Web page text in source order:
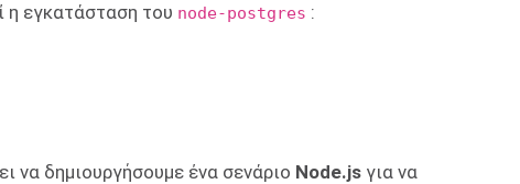
η εγκατάσταση του node-postgres :
να δημιουργήσουμε ένα σενάριο Node.js για να